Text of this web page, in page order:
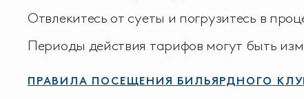
Отвлекитесь от суеты и погрузитесь в
Периоды действия тарифов могут быть
ПРАВИЛА ПОСЕЩЕНИЯ БИЛЬЯРДНОГО